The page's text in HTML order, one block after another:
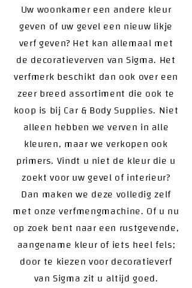
Uw woonkamer een andere kleur
geven of uw gevel een nieuw likje
verf geven? Het kan allemaal met
de decoratieverven van Sigma. Het
verfmerk beschikt dan ook over een
zeer breed assortiment die ook te
koop is bij Car & Body Supplies. Niet
alleen hebben we verven in alle
kleuren, maar we verkopen ook
primers. Vindt u niet de kleur die u
zoekt voor uw gevel of interieur?
Dan maken we deze volledig zelf
met onze verfmengmachine. Of u nu
op zoek bent naar een rustgevende,
aangename kleur of iets heel fels;
door te kiezen voor decoratieverf
van Sigma zit u altijd goed.